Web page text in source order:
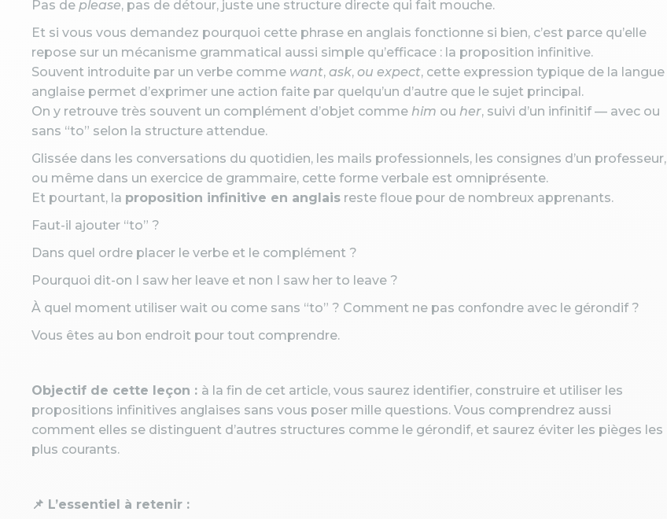
Pas de please, pas de détour, juste une structure directe qui fait mouche.
Et si vous vous demandez pourquoi cette phrase en anglais fonctionne si bien, c’est parce qu’elle
repose sur un mécanisme grammatical aussi simple qu’efficace : la proposition infinitive.
Souvent introduite par un verbe comme want, ask, ou expect, cette expression typique de la langue
anglaise permet d’exprimer une action faite par quelqu’un d’autre que le sujet principal.
On y retrouve très souvent un complément d’objet comme him ou her, suivi d’un infinitif — avec ou
sans “to” selon la structure attendue.
Glissée dans les conversations du quotidien, les mails professionnels, les consignes d’un professeur,
ou même dans un exercice de grammaire, cette forme verbale est omniprésente.
Et pourtant, la proposition infinitive en anglais reste floue pour de nombreux apprenants.
Faut-il ajouter “to” ?
Dans quel ordre placer le verbe et le complément ?
Pourquoi dit-on I saw her leave et non I saw her to leave ?
À quel moment utiliser wait ou come sans “to” ? Comment ne pas confondre avec le gérondif ?
Vous êtes au bon endroit pour tout comprendre.
Objectif de cette leçon : à la fin de cet article, vous saurez identifier, construire et utiliser les
propositions infinitives anglaises sans vous poser mille questions. Vous comprendrez aussi
comment elles se distinguent d’autres structures comme le gérondif, et saurez éviter les pièges les
plus courants.
📌 L’essentiel à retenir :